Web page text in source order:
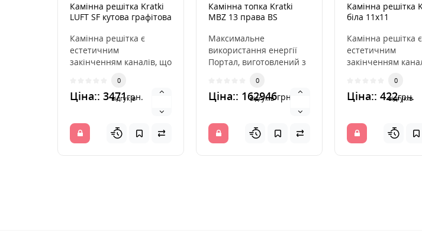
Камінна решітка Kratki
LUFT SF кутова графітова
Камінна решітка є
естетичним
закінченням каналів, що
повітря з каміна. Вона
ін..
0
відгуків
Ціна:: 3471грн.
Камінна топка Kratki
MBZ 13 права BS
Максимальне
використання енергії
Портал, виготовлений з
передня частина, с..
0
відгуків
Ціна:: 162946грн.
Камінна решітка
біла 11x11
Камінна решітка є
естетичним
закінченням
повітря з каміна.
вмо..
0
відгуків
Ціна:: 422грн.